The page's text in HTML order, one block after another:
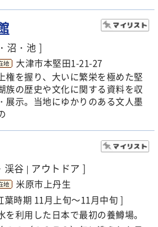
沼・池 ]
大津市本堅田1-21-27
権を握り、大いに繁栄を極めた堅
族の歴史や文化に関する資料を収
展示。当地にゆかりのある文人墨
渓谷 | アウトドア ]
米原市上丹生
葉時期 11月上旬～11月中旬 ]
を利用した日本で最初の養鱒場。